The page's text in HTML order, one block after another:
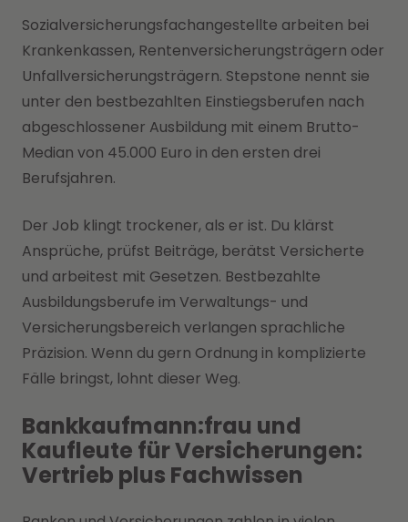
Sozialversicherungsfachangestellte arbeiten bei
Krankenkassen, Rentenversicherungsträgern oder
Unfallversicherungsträgern. Stepstone nennt sie
unter den bestbezahlten Einstiegsberufen nach
abgeschlossener Ausbildung mit einem Brutto-
Median von 45.000 Euro in den ersten drei
Berufsjahren.
Der Job klingt trockener, als er ist. Du klärst
Ansprüche, prüfst Beiträge, berätst Versicherte
und arbeitest mit Gesetzen. Bestbezahlte
Ausbildungsberufe im Verwaltungs- und
Versicherungsbereich verlangen sprachliche
Präzision. Wenn du gern Ordnung in komplizierte
Fälle bringst, lohnt dieser Weg.
Bankkaufmann:frau und
Kaufleute für Versicherungen:
Vertrieb plus Fachwissen